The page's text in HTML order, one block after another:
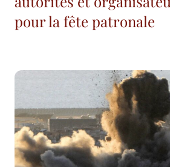
pour la fête patronale